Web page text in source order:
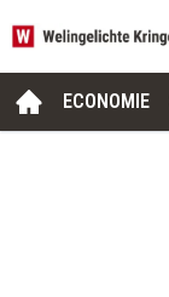
ECONOMIE